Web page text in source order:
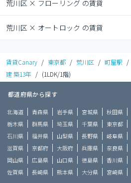
荒川区 × フローリング の賃貸
荒川区 × オートロック の賃貸
賃貸Canary / 東京都 / 荒川区 / 町屋駅 /
建 築13年 / (1LDK/1階)
都道府県から探す
北海道 青森県 岩手県 宮城県 秋田県
栃木県
群馬県 埼玉県 千葉県 東京都
石川県
福井県 山梨県 長野県 岐阜県
滋賀県
京都府 大阪府 兵庫県 奈良県
岡山県
広島県 山口県 徳島県 香川県
佐賀県
長崎県 熊本県 大分県 宮崎県